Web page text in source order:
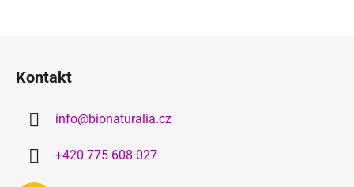
Kontakt
info@bionaturalia.cz
+420 775 608 027